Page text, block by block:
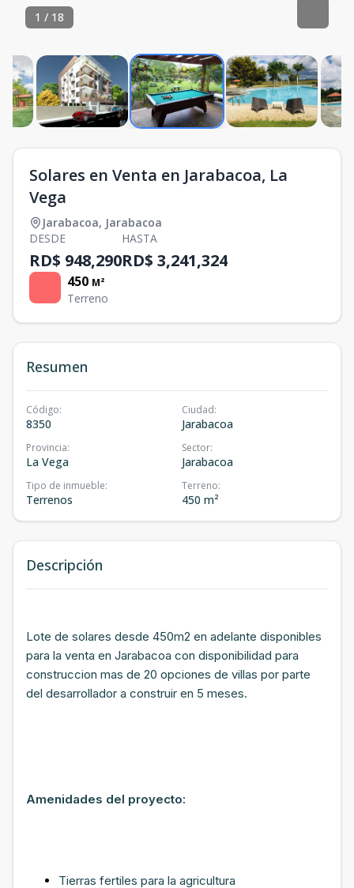
1 / 18
Solares en Venta en Jarabacoa, La
Vega
Jarabacoa, Jarabacoa
DESDE
RD$ 948,290
HASTA
RD$ 3,241,324
450 M²
Terreno
Resumen
Código:
8350
Ciudad:
Jarabacoa
Provincia:
La Vega
Sector:
Jarabacoa
Tipo de inmueble:
Terrenos
Terreno:
450 m²
Descripción
Lote de solares desde 450m2 en adelante disponibles
para la venta en Jarabacoa con disponibilidad para
construccion mas de 20 opciones de villas por parte
del desarrollador a construir en 5 meses.
Amenidades del proyecto:
Tierras fertiles para la agricultura